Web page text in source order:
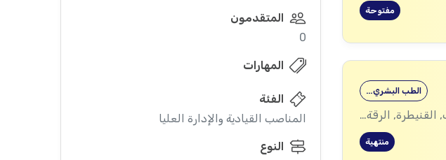
مفتوحة
الطب البشري…
حلب, القنيطرة, الرقة, ادلب
منتهية
المتقدمون
0
المهارات
الفئة
المناصب القيادية والإدارة العليا
النوع